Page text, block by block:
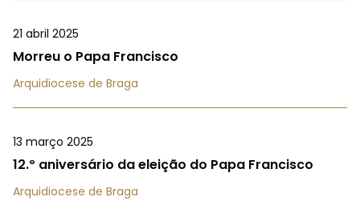
21 abril 2025
Morreu o Papa Francisco
Arquidiocese de Braga
13 março 2025
12.º aniversário da eleição do Papa Francisco
Arquidiocese de Braga